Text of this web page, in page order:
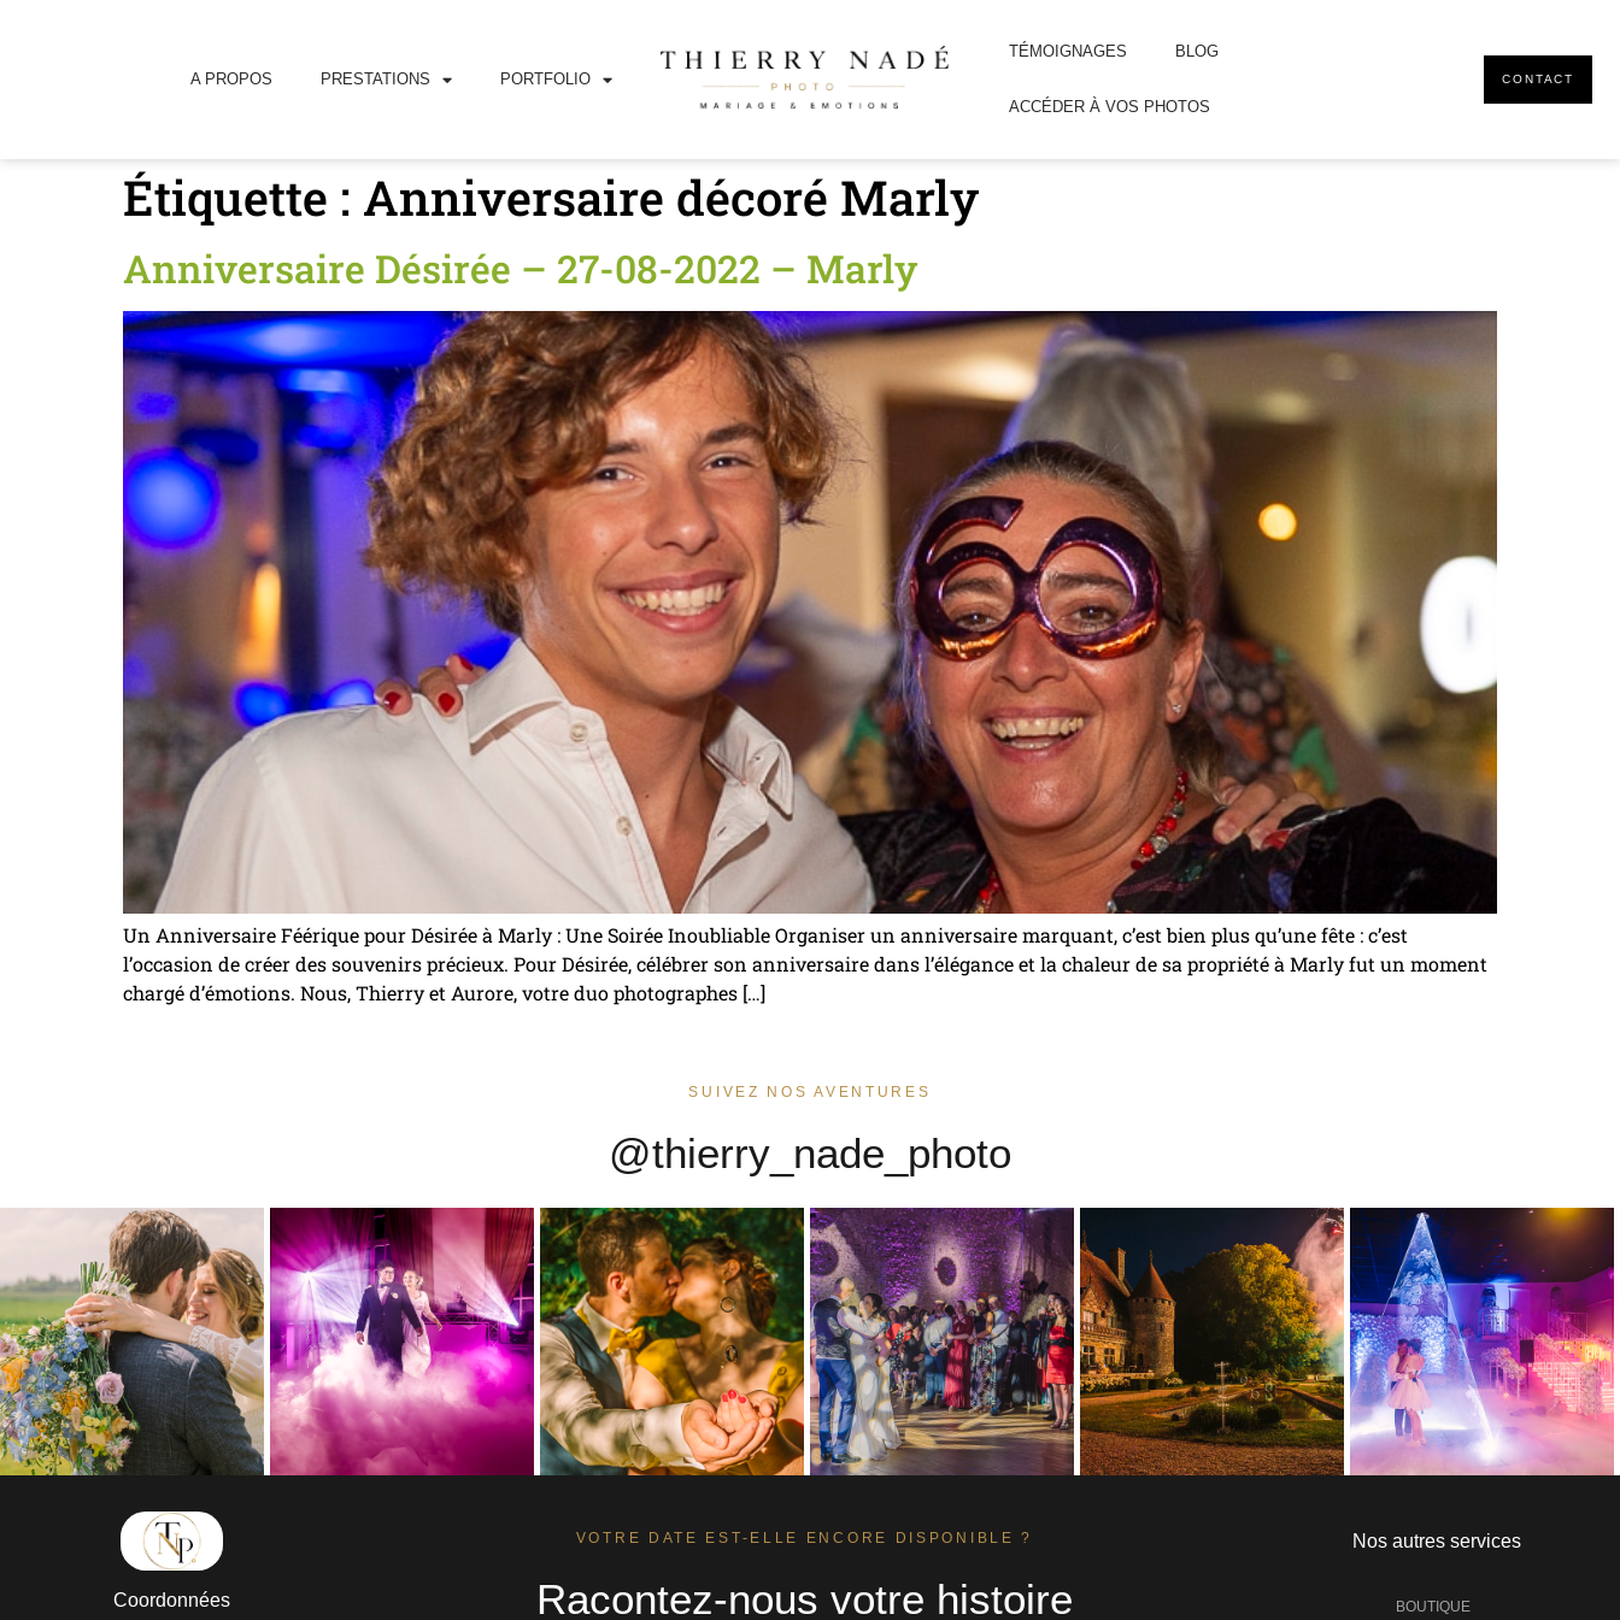
A PROPOS PRESTATIONS PORTFOLIO
TÉMOIGNAGES BLOG
ACCÉDER À VOS PHOTOS
CONTACT
Étiquette : Anniversaire décoré Marly
Anniversaire Désirée – 27-08-2022 – Marly
Un Anniversaire Féérique pour Désirée à Marly : Une Soirée Inoubliable Organiser un anniversaire marquant, c’est bien plus qu’une fête : c’est
l’occasion de créer des souvenirs précieux. Pour Désirée, célébrer son anniversaire dans l’élégance et la chaleur de sa propriété à Marly fut un moment
chargé d’émotions. Nous, Thierry et Aurore, votre duo photographes […]
SUIVEZ NOS AVENTURES
@thierry_nade_photo
Coordonnées
VOTRE DATE EST-ELLE ENCORE DISPONIBLE ?
Racontez-nous votre histoire
Nos autres services
BOUTIQUE